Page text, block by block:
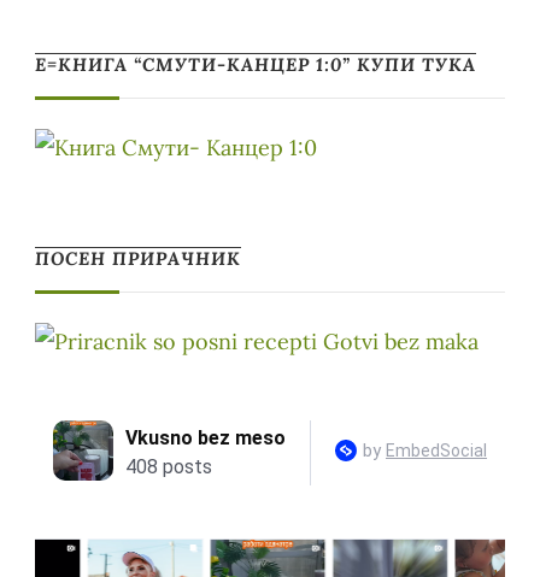
Е=КНИГА “СМУТИ-КАНЦЕР 1:0” КУПИ ТУКА
ПОСЕН ПРИРАЧНИК